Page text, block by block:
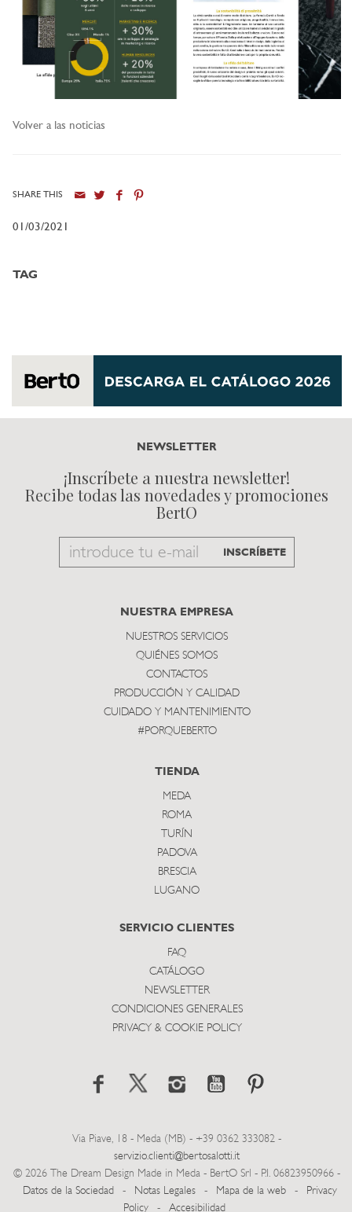
Volver a las noticias
SHARE THIS
01/03/2021
TAG
NEWSLETTER
¡Inscríbete a nuestra newsletter!
Recibe todas las novedades y promociones
BertO
Email
subscribe
INSCRÍBETE
NUESTRA EMPRESA
NUESTROS SERVICIOS
QUIÉNES SOMOS
CONTACTOS
PRODUCCIÓN Y CALIDAD
CUIDADO Y MANTENIMIENTO
#PORQUEBERTO
TIENDA
MEDA
ROMA
TURÍN
PADOVA
BRESCIA
LUGANO
SERVICIO CLIENTES
FAQ
CATÁLOGO
NEWSLETTER
CONDICIONES GENERALES
PRIVACY & COOKIE POLICY
Via Piave, 18 - Meda (MB) - +39 0362 333082 -
servizio.clienti@bertosalotti.it
© 2026 The Dream Design Made in Meda - BertO Srl - P.I. 06823950966 -
Datos de la Sociedad
- Notas Legales - Mapa de la web -
Privacy
Policy
- Accesibilidad